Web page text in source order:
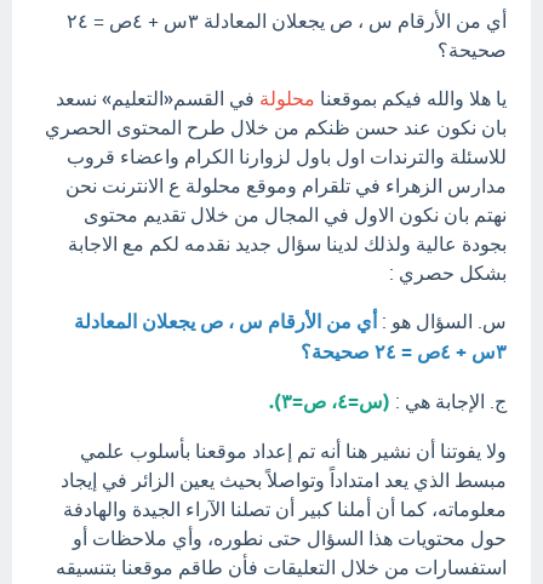
أي من الأرقام س ، ص يجعلان المعادلة ٣س + ٤ص = ٢٤
صحيحة؟
يا هلا والله فيكم بموقعنا محلولة في القسم«التعليم» نسعد
بان نكون عند حسن ظنكم من خلال طرح المحتوى الحصري
للاسئلة والترندات اول باول لزوارنا الكرام واعضاء قروب
مدارس الزهراء في تلقرام وموقع محلولة ع الانترنت نحن
نهتم بان نكون الاول في المجال من خلال تقديم محتوى
بجودة عالية ولذلك لدينا سؤال جديد نقدمه لكم مع الاجابة
بشكل حصري :
س. السؤال هو : أي من الأرقام س ، ص يجعلان المعادلة
٣س + ٤ص = ٢٤ صحيحة؟
ج. الإجابة هي : (س=٤، ص=٣).
ولا يفوتنا أن نشير هنا أنه تم إعداد موقعنا بأسلوب علمي
مبسط الذي يعد امتداداً وتواصلاً بحيث يعين الزائر في إيجاد
معلوماته، كما أن أملنا كبير أن تصلنا الآراء الجيدة والهادفة
حول محتويات هذا السؤال حتى نطوره، وأي ملاحظات أو
استفسارات من خلال التعليقات فأن طاقم موقعنا بتنسيقه